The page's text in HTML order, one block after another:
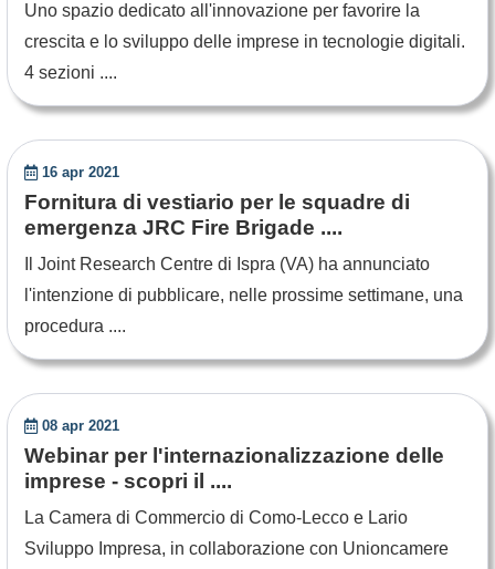
Uno spazio dedicato all'innovazione per favorire la
crescita e lo sviluppo delle imprese in tecnologie digitali.
4 sezioni ....
16 apr 2021
Fornitura di vestiario per le squadre di
emergenza JRC Fire Brigade ....
Il Joint Research Centre di Ispra (VA) ha annunciato
l'intenzione di pubblicare, nelle prossime settimane, una
procedura ....
08 apr 2021
Webinar per l'internazionalizzazione delle
imprese - scopri il ....
La Camera di Commercio di Como-Lecco e Lario
Sviluppo Impresa, in collaborazione con Unioncamere